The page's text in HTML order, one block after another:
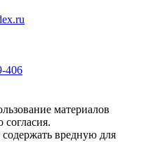
406
материалов
согласия.
вредную для